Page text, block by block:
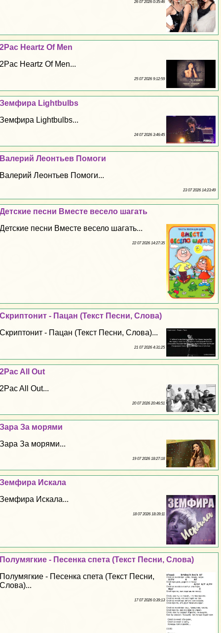
26 07 2026 0:35:46
2Pac Heartz Of Men
2Pac Heartz Of Men...
25 07 2026 9:12:59
Земфира Lightbulbs
Земфира Lightbulbs...
24 07 2026 3:46:45
Валерий Леонтьев Помоги
Валерий Леонтьев Помоги...
23 07 2026 14:23:49
Детские песни Вместе весело шагать
Детские песни Вместе весело шагать...
22 07 2026 14:27:35
Скриптонит - Пацан (Текст Песни, Слова)
Скриптонит - Пацан (Текст Песни, Слова)...
21 07 2026 4:31:25
2Pac All Out
2Pac All Out...
20 07 2026 20:46:51
Зара За морями
Зара За морями...
19 07 2026 18:27:18
Земфира Искала
Земфира Искала...
18 07 2026 18:39:11
Полумягкие - Песенка спета (Текст Песни, Слова)
Полумягкие - Песенка спета (Текст Песни,
Слова)...
17 07 2026 0:39:13